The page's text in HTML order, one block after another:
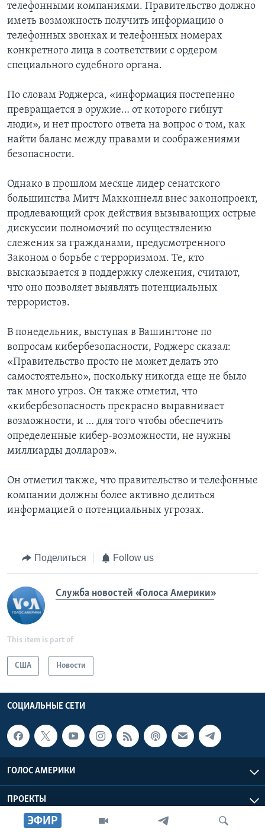
ЭФИР
телефонными компаниями. Правительство должно
иметь возможность получить информацию о
телефонных звонках и телефонных номерах
конкретного лица в соответствии с ордером
специального судебного органа.
По словам Роджерса, «информация постепенно
превращается в оружие… от которого гибнут
люди», и нет простого ответа на вопрос о том, как
найти баланс между правами и соображениями
безопасности.
Однако в прошлом месяце лидер сенатского
большинства Митч Макконнелл внес законопроект,
продлевающий срок действия вызывающих острые
дискуссии полномочий по осуществлению
слежения за гражданами, предусмотренного
Законом о борьбе с терроризмом. Те, кто
высказывается в поддержку слежения, считают,
что оно позволяет выявлять потенциальных
террористов.
В понедельник, выступая в Вашингтоне по
вопросам кибербезопасности, Роджерс сказал:
«Правительство просто не может делать это
самостоятельно», поскольку никогда еще не было
так много угроз. Он также отметил, что
«кибербезопасность прекрасно выравнивает
возможности, и … для того чтобы обеспечить
определенные кибер-возможности, не нужны
миллиарды долларов».
Он отметил также, что правительство и телефонные
компании должны более активно делиться
информацией о потенциальных угрозах.
Поделиться Follow us
Служба новостей «Голоса Америки»
This item is part of
США Новости
СОЦИАЛЬНЫЕ СЕТИ
ГОЛОС АМЕРИКИ
ПРОЕКТЫ